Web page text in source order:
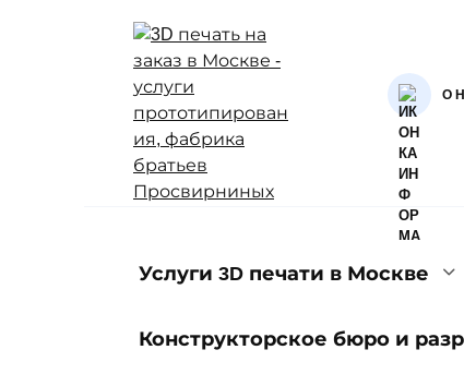
О
Услуги 3D печати в Москве
Конструкторское бюро и